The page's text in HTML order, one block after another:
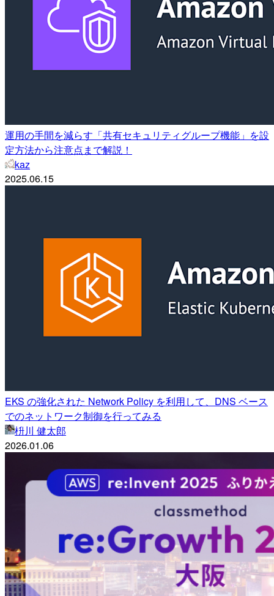
運用の手間を減らす「共有セキュリティグループ機能」を設
定方法から注意点まで解説！
kaz
2025.06.15
EKS の強化された Network Policy を利用して、DNS ベース
でのネットワーク制御を行ってみる
枡川 健太郎
2026.01.06